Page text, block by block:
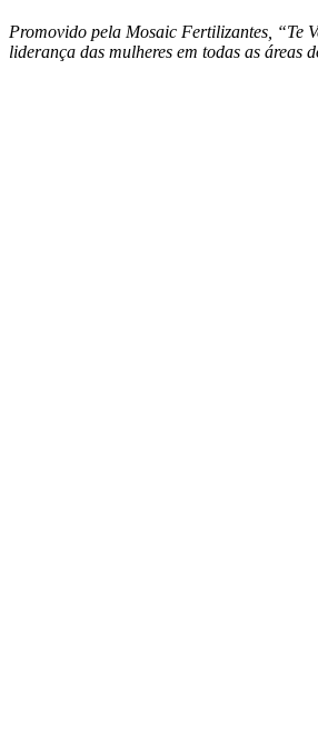
Promovido pela Mosaic Fertilizantes, “Te
liderança das mulheres em todas as áreas